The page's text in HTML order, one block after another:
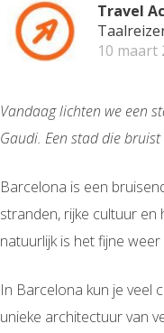
Travel
10 maart
Vandaag lichten we een
Gaudi. Een stad die
Barcelona is een
stranden, rijke cultuur en
natuurlijk is het fijne
In Barcelona kun je veel
unieke architectuurvan